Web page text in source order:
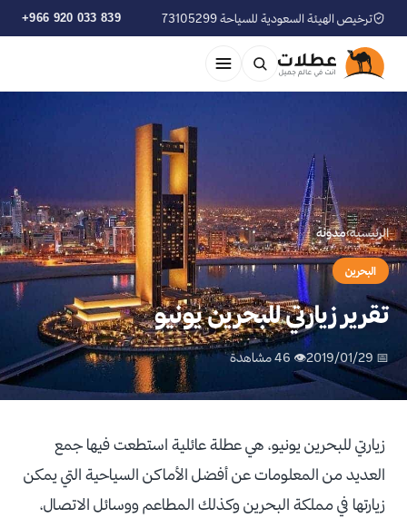
ترخيص الهيئة السعودية للسياحة 73105299 +966 920 033 839
الرئيسية›مدوّنة
البحرين
تقرير زيارتي للبحرين يونيو
📅 2019/01/29 👁 46 مشاهدة
زيارتي للبحرين يونيو، هي عطلة عائلية استطعت فيها جمع
العديد من المعلومات عن أفضل الأماكن السياحية التي يمكن
زيارتها في مملكة البحرين وكذلك المطاعم ووسائل الاتصال،